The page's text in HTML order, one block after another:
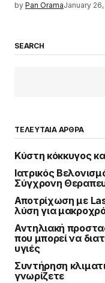
by Pan OramaJanuary
SEARCH
ΤΕΛΕΥΤΑΙΑ ΑΡΘΡΑ
Κύστη κόκκυγος
Ιατρικός
Σύγχρονη
Αποτρίχωση με
λύση για
Αντηλιακή
που μπορεί να
υγιές
Συντήρηση
γνωρίζετε